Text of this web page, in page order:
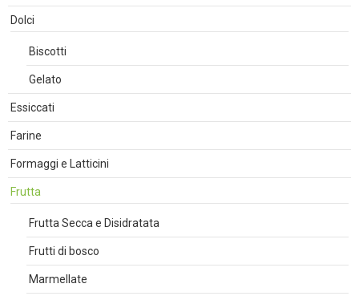
Dolci
Biscotti
Gelato
Essiccati
Farine
Formaggi e Latticini
Frutta
Frutta Secca e Disidratata
Frutti di bosco
Marmellate